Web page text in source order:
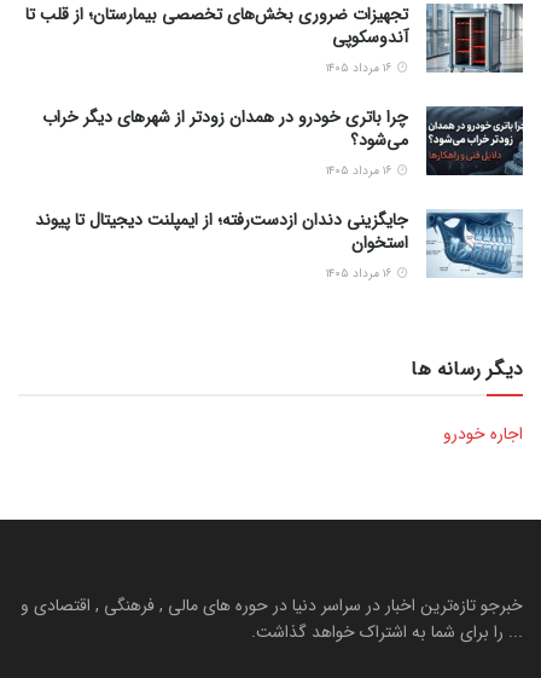
تجهیزات ضروری بخش‌های تخصصی بیمارستان؛ از قلب تا
آندوسکوپی
چرا باتری خودرو در همدان زودتر از شهرهای دیگر خراب
می‌شود؟
جایگزینی دندان ازدست‌رفته؛ از ایمپلنت دیجیتال تا پیوند
استخوان
دیگر رسانه ها
اجاره خودرو
خبرجو تازه‌ترین اخبار در سراسر دنیا در حوره های مالی , فرهنگی , اقتصادی و
... را برای شما به اشتراک خواهد گذاشت.